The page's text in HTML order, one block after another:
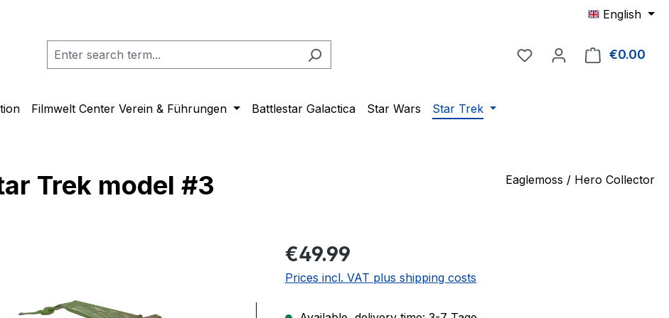
English
You have 0 wishlist
€0.00
Filmwelt Center Verein & Führungen Battlestar Galactica Star Wars Star Trek
Trek model #3 Eaglemoss / Hero Collector
Regular price:
€49.99
Prices incl. VAT plus shipping costs